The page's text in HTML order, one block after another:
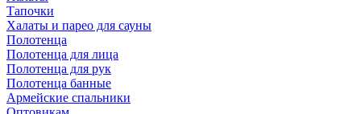
Тапочки
Халаты и парео для сауны
Полотенца
Полотенца для лица
Полотенца для рук
Полотенца банные
Армейские спальники